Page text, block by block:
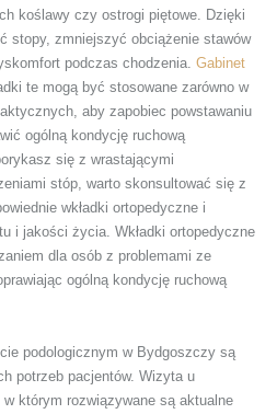
koślawy czy ostrogi piętowe. Dzięki
stopy, zmniejszyć obciążenie stawów
podczas chodzenia. Gabinet
te mogą być stosowane zarówno w
aby zapobiec powstawaniu
ogólną kondycję ruchową
się z wrastającymi
stóp, warto skonsultować się z
wkładki ortopedyczne i
i jakości życia. Wkładki ortopedyczne
dla osób z problemami ze
ogólną kondycję ruchową
podologicznym w Bydgoszczy są
potrzeb pacjentów. Wizyta u
którym rozwiązywane są aktualne